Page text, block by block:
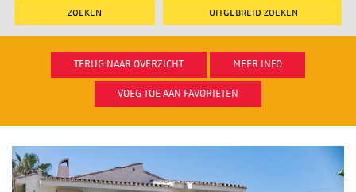
UITGEBREID ZOEKEN
TERUG NAAR OVERZICHT MEER INFO
VOEG TOE AAN FAVORIETEN